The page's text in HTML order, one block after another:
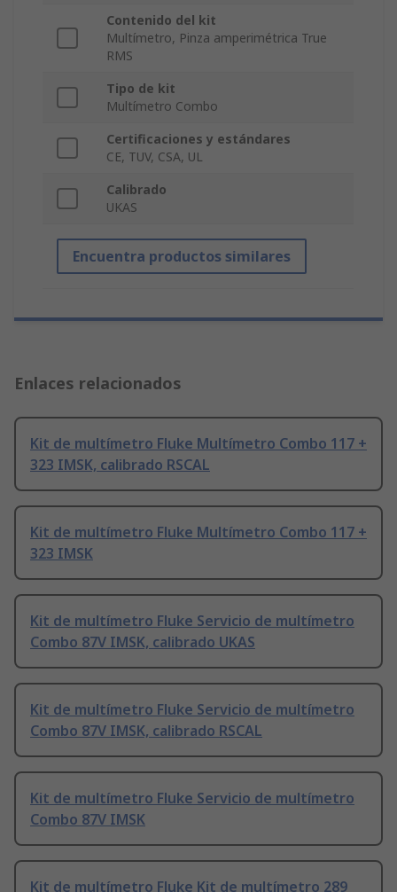
Contenido del kit
Multímetro, Pinza amperimétrica True
RMS
Tipo de kit
Multímetro Combo
Certificaciones y estándares
CE, TUV, CSA, UL
Calibrado
UKAS
Encuentra productos similares
Enlaces relacionados
Kit de multímetro Fluke Multímetro Combo 117 +
323 IMSK, calibrado RSCAL
Kit de multímetro Fluke Multímetro Combo 117 +
323 IMSK
Kit de multímetro Fluke Servicio de multímetro
Combo 87V IMSK, calibrado UKAS
Kit de multímetro Fluke Servicio de multímetro
Combo 87V IMSK, calibrado RSCAL
Kit de multímetro Fluke Servicio de multímetro
Combo 87V IMSK
Kit de multímetro Fluke Kit de multímetro 289